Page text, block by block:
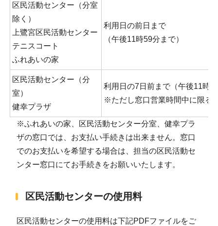
区民活動センター（分室
除く）
上鷺宮区民活動センター
テニスコート
ふれあいの家
利用日の前日まで
（午後11時59分まで）
区民活動センター（分
室）
健幸プラザ
利用日の7日前まで（午後11時
※ただし窓口営業時間中に限る
※ふれあいの家、区民活動センター分室、健幸プラ
ザの窓口では、お支払い手続きは出来ません。窓口
でのお支払いを希望する場合は、担当の区民活動セ
ンター窓口にてお手続きをお願いいたします。
区民活動センターの使用料
区民活動センターの使用料は下記PDFファイルをご